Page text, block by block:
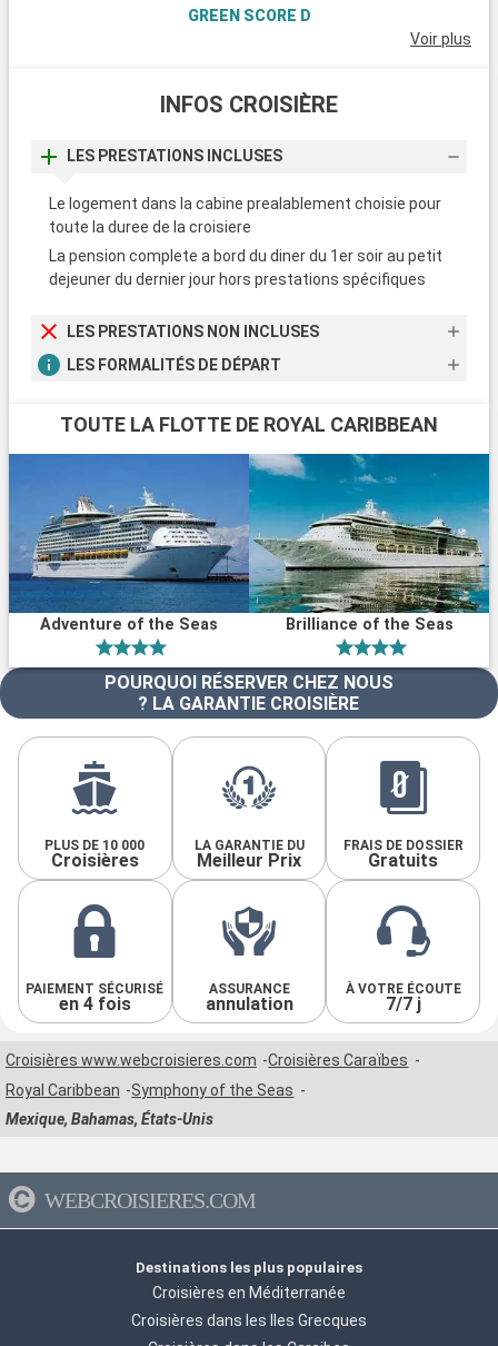
GREEN SCORE D
Voir plus
INFOS CROISIÈRE
LES PRESTATIONS INCLUSES
Le logement dans la cabine prealablement choisie pour
toute la duree de la croisiere
La pension complete a bord du diner du 1er soir au petit
dejeuner du dernier jour hors prestations spécifiques
LES PRESTATIONS NON INCLUSES
LES FORMALITÉS DE DÉPART
TOUTE LA FLOTTE DE ROYAL CARIBBEAN
Adventure of the Seas Brilliance of the Seas
POURQUOI RÉSERVER CHEZ NOUS
? LA GARANTIE CROISIÈRE
PLUS DE 10 000
Croisières
LA GARANTIE DU
Meilleur Prix
FRAIS DE DOSSIER
Gratuits
PAIEMENT SÉCURISÉ
en 4 fois
ASSURANCE
annulation
À VOTRE ÉCOUTE
7/7 j
Croisières www.webcroisieres.com
Croisières Caraïbes
Royal Caribbean
Symphony of the Seas
Mexique, Bahamas, États-Unis
WEBCROISIERES.COM
Destinations les plus populaires
Croisières en Méditerranée
Croisières dans les Iles Grecques